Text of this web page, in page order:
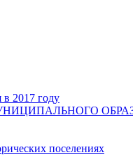
2017 году
поселениях